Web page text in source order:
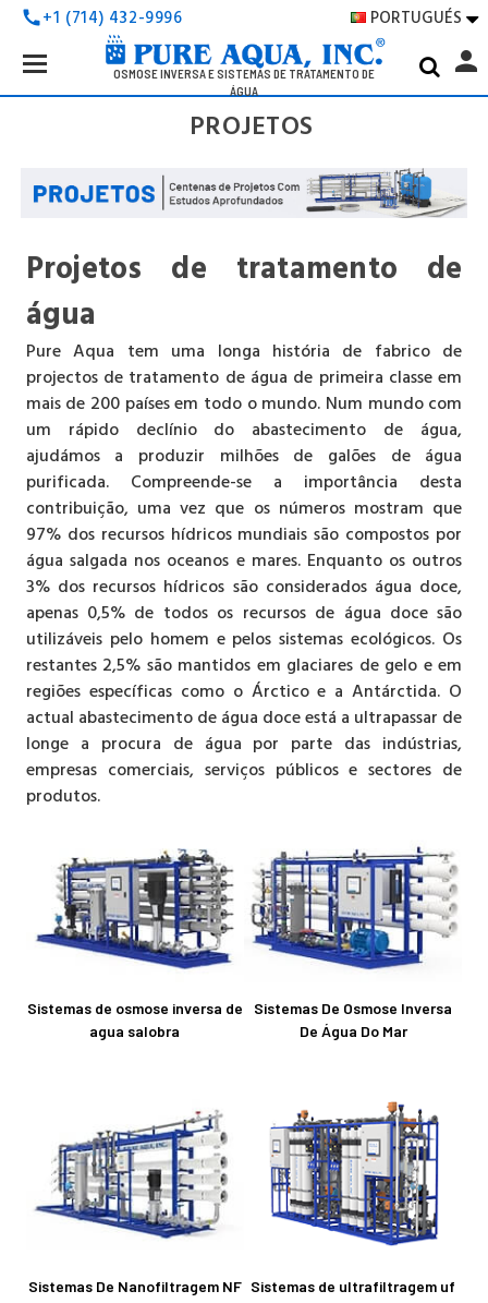
call+1 (714) 432-9996 PORTUGUÉS 
OSMOSE INVERSA E SISTEMAS DE TRATAMENTO DE
ÁGUA
Search
Keyword:
person
PROJETOS
Projetos de tratamento de
água
Pure Aqua tem uma longa história de fabrico de
projectos de tratamento de água de primeira classe em
mais de 200 países em todo o mundo. Num mundo com
um rápido declínio do abastecimento de água,
ajudámos a produzir milhões de galões de água
purificada. Compreende-se a importância desta
contribuição, uma vez que os números mostram que
97% dos recursos hídricos mundiais são compostos por
água salgada nos oceanos e mares. Enquanto os outros
3% dos recursos hídricos são considerados água doce,
apenas 0,5% de todos os recursos de água doce são
utilizáveis pelo homem e pelos sistemas ecológicos. Os
restantes 2,5% são mantidos em glaciares de gelo e em
regiões específicas como o Árctico e a Antárctida. O
actual abastecimento de água doce está a ultrapassar de
longe a procura de água por parte das indústrias,
empresas comerciais, serviços públicos e sectores de
produtos.
Sistemas de osmose inversa de
agua salobra
Sistemas De Osmose Inversa
De Água Do Mar
Sistemas De Nanofiltragem NF Sistemas de ultrafiltragem uf